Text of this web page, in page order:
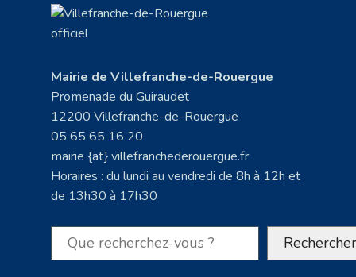
Mairie de Villefranche-de-Rouergue
Promenade du Guiraudet
12200 Villefranche-de-Rouergue
05 65 65 16 20
mairie {at} villefranchederouergue.fr
Horaires : du lundi au vendredi de 8h à 12h et
de 13h30 à 17h30
Rechercher Rechercher